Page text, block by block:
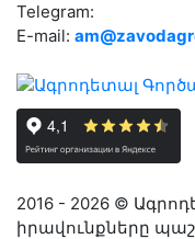
Telegram:
E-mail:
2016 - 2026 ©
իրավունքները